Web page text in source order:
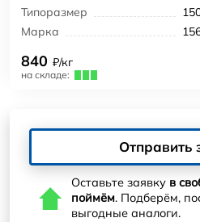
Типоразмер
Марка
840 ₽/кг
на складе:
Отправить
Оставьте заявку в
поймём. Подберём,
выгодные аналоги.